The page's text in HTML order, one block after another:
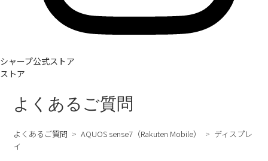
シャープ公式ストア
ストア
よくあるご質問
よくあるご質問 AQUOS sense7（Rakuten Mobile）
ディスプレ
イ